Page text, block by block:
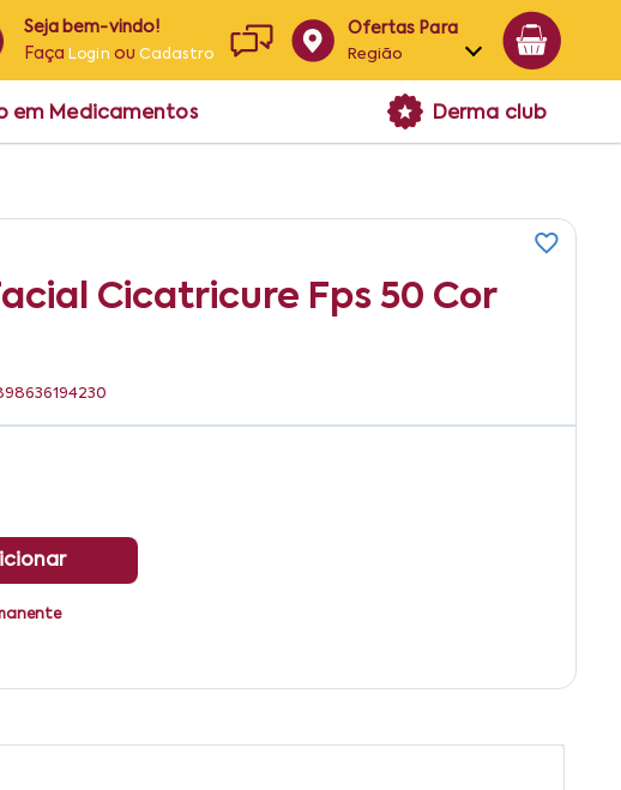
Seja bem-vindo!
Faça Login ouCadastro
Ofertas Para
Região
Alagoas
em Medicamentos Derma club
Cicatricure Fps 50 Cor